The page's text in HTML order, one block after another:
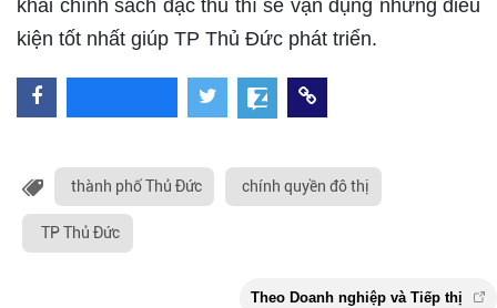
khai chính sách đặc thù thì sẽ vận dụng những điều
kiện tốt nhất giúp TP Thủ Đức phát triển.
thành phố Thủ Đức chính quyền đô thị
TP Thủ Đức